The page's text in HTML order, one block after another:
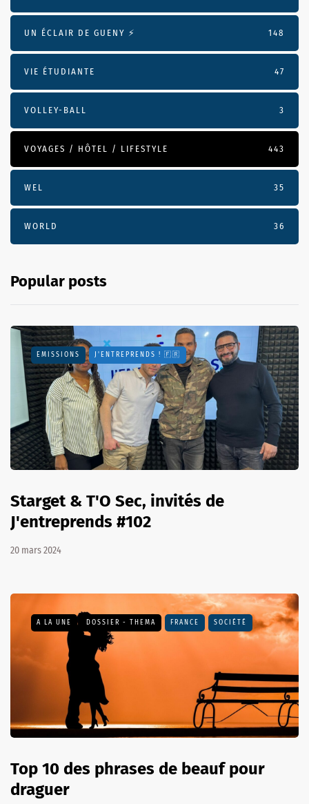
UN ÉCLAIR DE GUENY ⚡️ 148
VIE ÉTUDIANTE 47
VOLLEY-BALL 3
VOYAGES / HÔTEL / LIFESTYLE 443
WEL 35
WORLD 36
Popular posts
EMISSIONS J'ENTREPRENDS ! 🇫🇷
Starget & T'O Sec, invités de
J'entreprends #102
20 mars 2024
A LA UNE DOSSIER - THEMA FRANCE SOCIÉTÉ
Top 10 des phrases de beauf pour
draguer